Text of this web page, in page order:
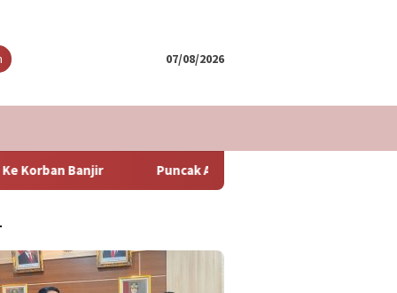
07/08/2026
Puncak Arus Balik Lebaran 2024 Diperkirakan Hari Minggu